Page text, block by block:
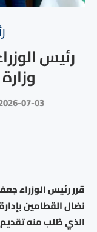
رئيس
07-03
قرر رئيس الوزراء
نضال القطامين
الذي طُلب منه